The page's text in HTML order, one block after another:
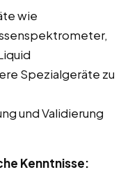
wie
Spezialgeräte zu
und Validierung
Kenntnisse: